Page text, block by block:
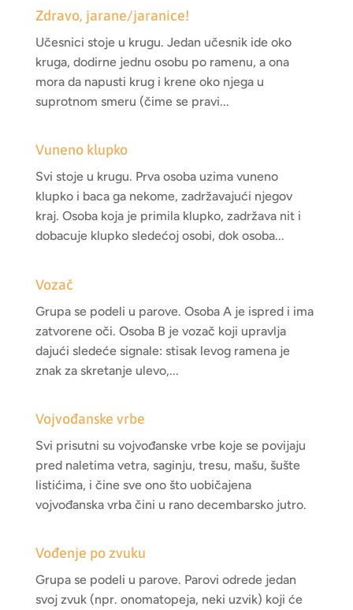
Zdravo, jarane/jaranice!
Učesnici stoje u krugu. Jedan učesnik ide oko
kruga, dodirne jednu osobu po ramenu, a ona
mora da napusti krug i krene oko njega u
suprotnom smeru (čime se pravi...
Vuneno klupko
Svi stoje u krugu. Prva osoba uzima vuneno
klupko i baca ga nekome, zadržavajući njegov
kraj. Osoba koja je primila klupko, zadržava nit i
dobacuje klupko sledećoj osobi, dok osoba...
Vozač
Grupa se podeli u parove. Osoba A je ispred i ima
zatvorene oči. Osoba B je vozač koji upravlja
dajući sledeće signale: stisak levog ramena je
znak za skretanje ulevo,...
Vojvođanske vrbe
Svi prisutni su vojvođanske vrbe koje se povijaju
pred naletima vetra, saginju, tresu, mašu, šušte
listićima, i čine sve ono što uobičajena
vojvođanska vrba čini u rano decembarsko jutro.
Vođenje po zvuku
Grupa se podeli u parove. Parovi odrede jedan
svoj zvuk (npr. onomatopeja, neki uzvik) koji će